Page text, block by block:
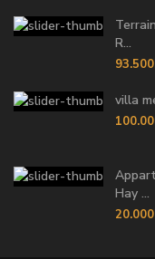
R...
villa
Hay ...